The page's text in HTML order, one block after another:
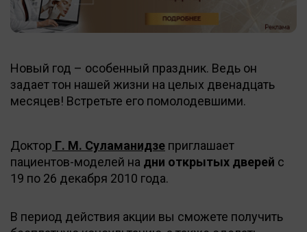
Новый год – особенный праздник. Ведь он
задает тон нашей жизни на целых двенадцать
месяцев! Встретьте его помолодевшими.
Доктор Г. М. Суламанидзе приглашает
пациентов-моделей на дни открытых дверей с
19 по 26 декабря 2010 года.
В период действия акции вы сможете получить